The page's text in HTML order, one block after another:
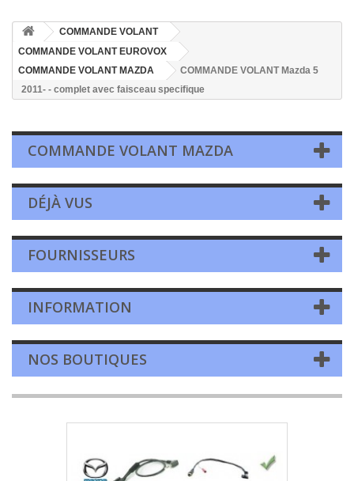
COMMANDE VOLANT
COMMANDE VOLANT EUROVOX
COMMANDE VOLANT MAZDA
COMMANDE VOLANT Mazda 5
2011- - complet avec faisceau specifique
COMMANDE VOLANT MAZDA
DÉJÀ VUS
FOURNISSEURS
INFORMATION
NOS BOUTIQUES